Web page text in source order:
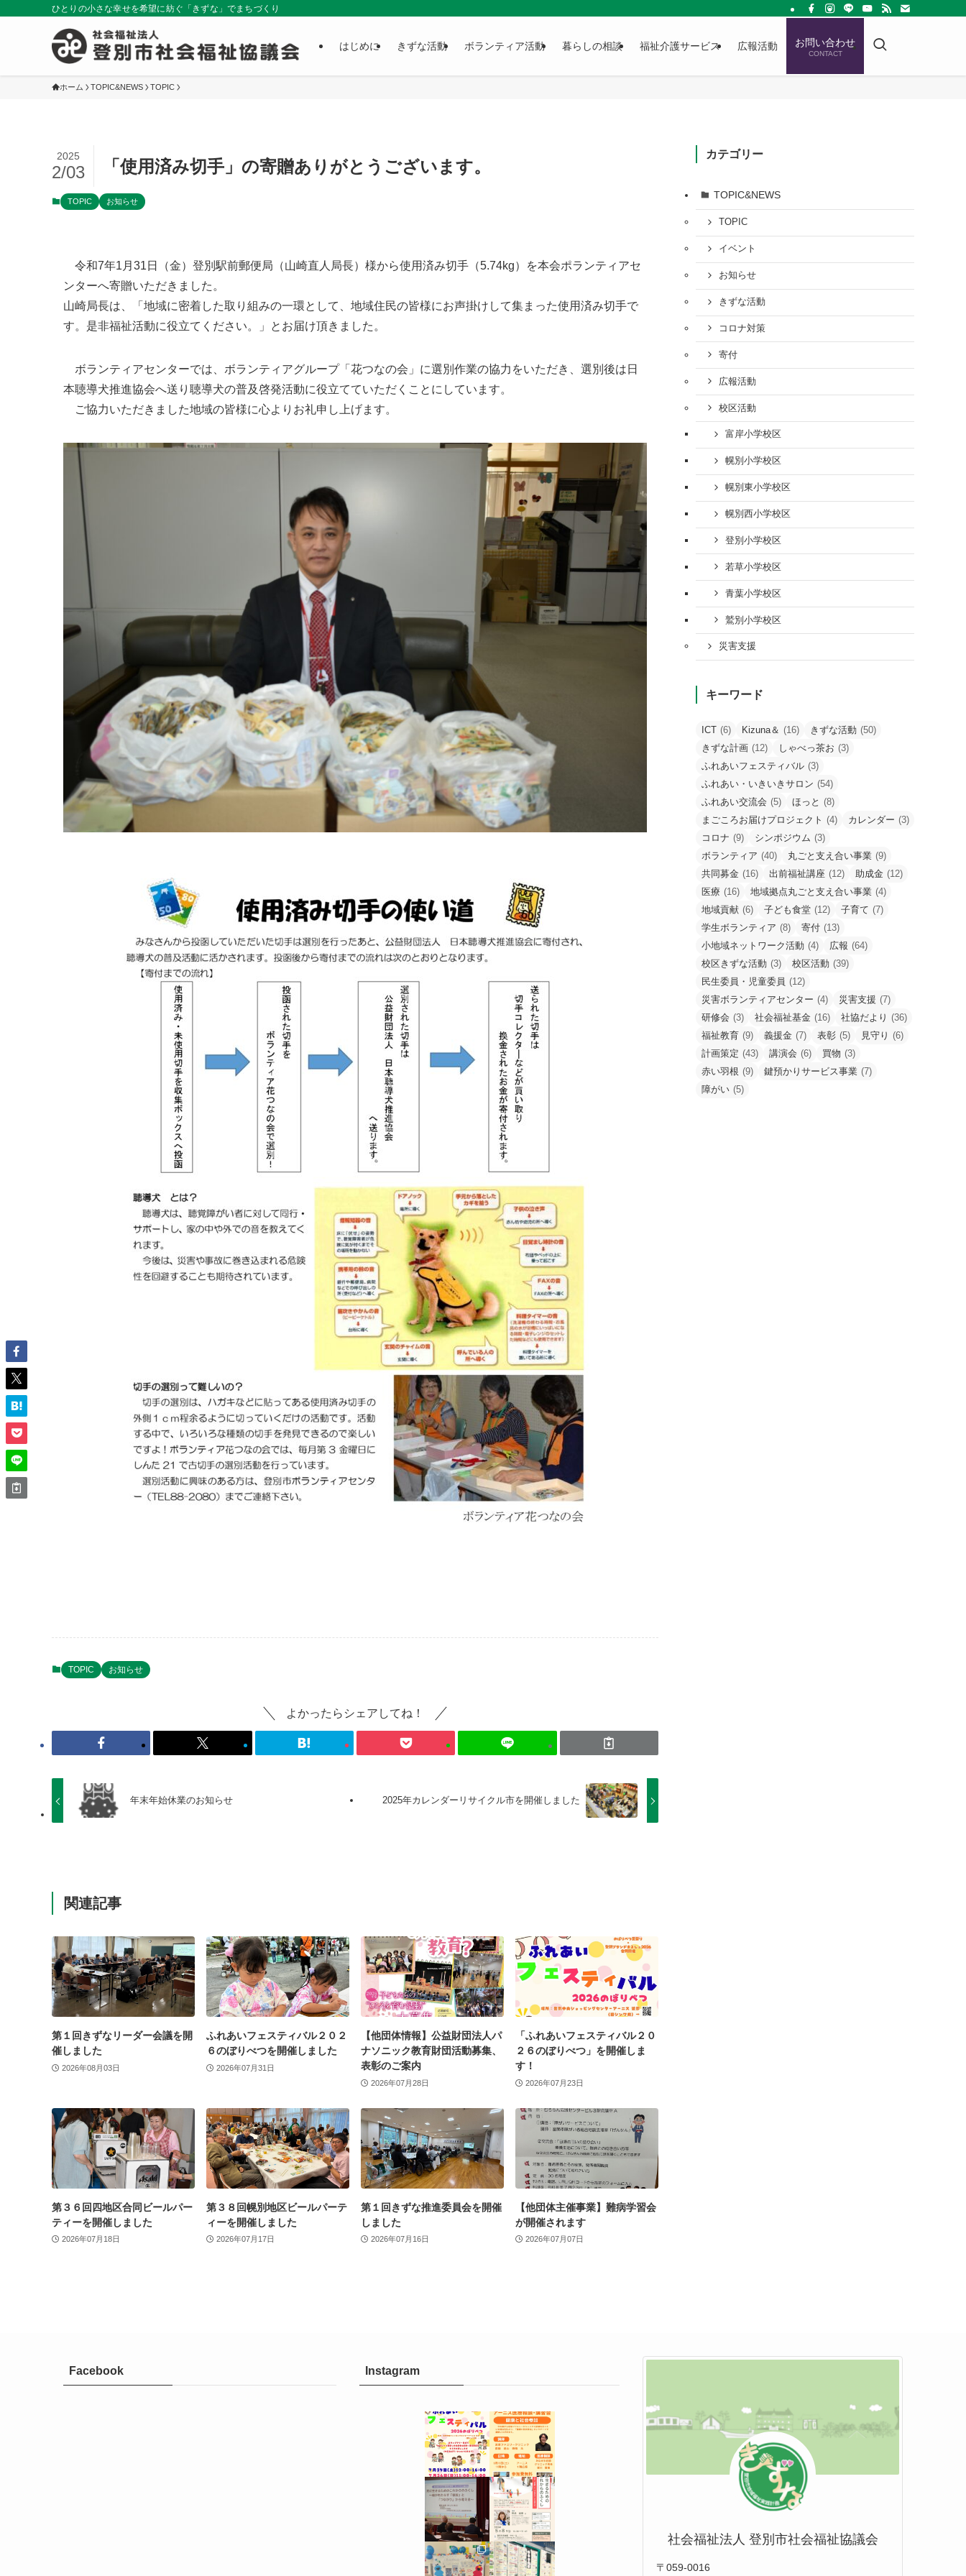
ひとりの小さな幸せを希望に紡ぐ「きずな」でまちづくり
はじめに きずな活動 ボランティア活動 暮らしの相談 福祉介護サービス 広報活動 お問い合わせ
CONTACT
ホーム TOPIC&NEWS TOPIC
「使用済み切手」の寄贈ありがとうございます。
2025
2/03
TOPIC お知らせ
令和7年1月31日（金）登別駅前郵便局（山崎直人局長）様から使用済み切手（5.74kg）を本会ポランティアセ
ンターへ寄贈いただきました。
山崎局長は、「地域に密着した取り組みの一環として、地域住民の皆様にお声掛けして集まった使用済み切手で
す。是非福祉活動に役立てください。」とお届け頂きました。
ボランティアセンターでは、ボランティアグループ「花つなの会」に選別作業の協力をいただき、選別後は日
本聴導犬推進協会へ送り聴導犬の普及啓発活動に役立てていただくことにしています。
ご協力いただきました地域の皆様に心よりお礼申し上げます。
TOPIC お知らせ
よかったらシェアしてね！
年末年始休業のお知らせ 2025年カレンダーリサイクル市を開催しました
関連記事
第１回きずなリーダー会議を開
催しました
2026年08月03日
ふれあいフェスティバル２０２
６のぼりべつを開催しました
2026年07月31日
【他団体情報】公益財団法人パ
ナソニック教育財団活動募集、
表彰のご案内
2026年07月28日
「ふれあいフェスティバル２０
２６のぼりべつ」を開催しま
す！
2026年07月23日
第３６回四地区合同ビールパー
ティーを開催しました
2026年07月18日
第３８回幌別地区ビールパーテ
ィーを開催しました
2026年07月17日
第１回きずな推進委員会を開催
しました
2026年07月16日
【他団体主催事業】難病学習会
が開催されます
2026年07月07日
カテゴリー
TOPIC&NEWS
TOPIC
イベント
お知らせ
きずな活動
コロナ対策
寄付
広報活動
校区活動
富岸小学校区
幌別小学校区
幌別東小学校区
幌別西小学校区
登別小学校区
若草小学校区
青葉小学校区
鷲別小学校区
災害支援
キーワード
ICT (6) Kizuna＆ (16) きずな活動 (50)
きずな計画 (12) しゃべっ茶お (3)
ふれあいフェスティバル (3)
ふれあい・いきいきサロン (54)
ふれあい交流会 (5) ほっと (8)
まごころお届けプロジェクト (4) カレンダー (3)
コロナ (9) シンポジウム (3)
ボランティア (40) 丸ごと支え合い事業 (9)
共同募金 (16) 出前福祉講座 (12) 助成金 (12)
医療 (16) 地域拠点丸ごと支え合い事業 (4)
地域貢献 (6) 子ども食堂 (12) 子育て (7)
学生ボランティア (8) 寄付 (13)
小地域ネットワーク活動 (4) 広報 (64)
校区きずな活動 (3) 校区活動 (39)
民生委員・児童委員 (12)
災害ボランティアセンター (4) 災害支援 (7)
研修会 (3) 社会福祉基金 (16) 社協だより (36)
福祉教育 (9) 義援金 (7) 表彰 (5) 見守り (6)
計画策定 (43) 講演会 (6) 買物 (3)
赤い羽根 (9) 鍵預かりサービス事業 (7)
障がい (5)
Facebook Instagram
社会福祉法人 登別市社会福祉協議会
〒059-0016